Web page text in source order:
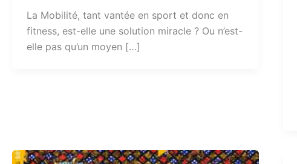
La Mobilité, tant vantée en sport et donc en
fitness, est-elle une solution miracle ? Ou n’est-
elle pas qu’un moyen […]